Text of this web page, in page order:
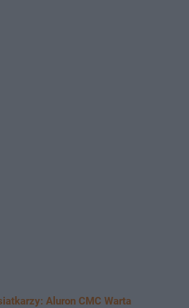
Aluron CMC Warta